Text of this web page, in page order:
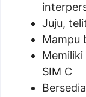
Juju,
Mampu
SIM C